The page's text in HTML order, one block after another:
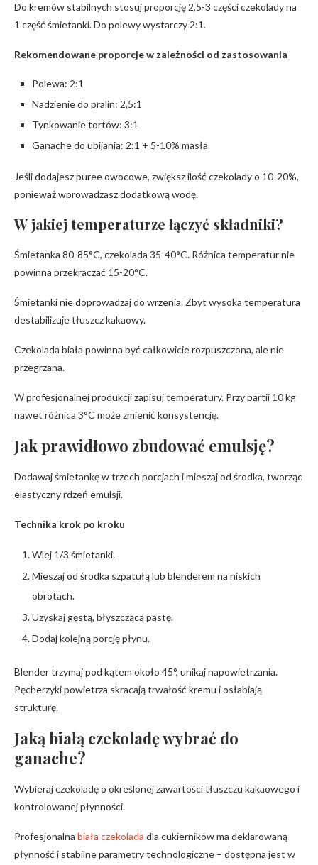
Do kremów stabilnych stosuj proporcję 2,5-3 części czekolady na
1 część śmietanki. Do polewy wystarczy 2:1.
Rekomendowane proporcje w zależności od zastosowania
Polewa: 2:1
Nadzienie do pralin: 2,5:1
Tynkowanie tortów: 3:1
Ganache do ubijania: 2:1 + 5-10% masła
Jeśli dodajesz puree owocowe, zwiększ ilość czekolady o 10-20%,
ponieważ wprowadzasz dodatkową wodę.
W jakiej temperaturze łączyć składniki?
Śmietanka 80-85°C, czekolada 35-40°C. Różnica temperatur nie
powinna przekraczać 15-20°C.
Śmietanki nie doprowadzaj do wrzenia. Zbyt wysoka temperatura
destabilizuje tłuszcz kakaowy.
Czekolada biała powinna być całkowicie rozpuszczona, ale nie
przegrzana.
W profesjonalnej produkcji zapisuj temperatury. Przy partii 10 kg
nawet różnica 3°C może zmienić konsystencję.
Jak prawidłowo zbudować emulsję?
Dodawaj śmietankę w trzech porcjach i mieszaj od środka, tworząc
elastyczny rdzeń emulsji.
Technika krok po kroku
Wlej 1/3 śmietanki.
Mieszaj od środka szpatułą lub blenderem na niskich
obrotach.
Uzyskaj gęstą, błyszczącą pastę.
Dodaj kolejną porcję płynu.
Blender trzymaj pod kątem około 45°, unikaj napowietrzania.
Pęcherzyki powietrza skracają trwałość kremu i osłabiają
strukturę.
Jaką białą czekoladę wybrać do
ganache?
Wybieraj czekoladę o określonej zawartości tłuszczu kakaowego i
kontrolowanej płynności.
Profesjonalna biała czekolada dla cukierników ma deklarowaną
płynność i stabilne parametry technologiczne – dostępna jest w